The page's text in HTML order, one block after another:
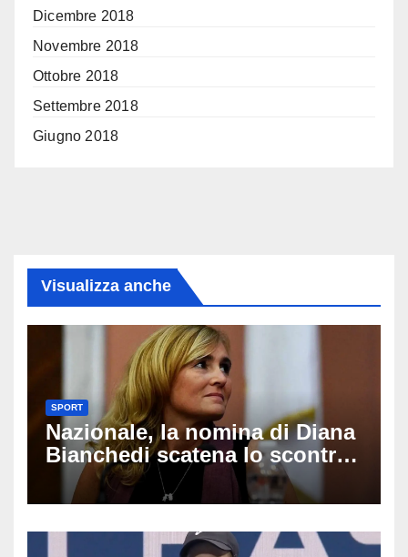
Dicembre 2018
Novembre 2018
Ottobre 2018
Settembre 2018
Giugno 2018
Visualizza anche
SPORT
Nazionale, la nomina di Diana
Bianchedi scatena lo scontro
tra Figc e Coni: cosa sta
succedendo